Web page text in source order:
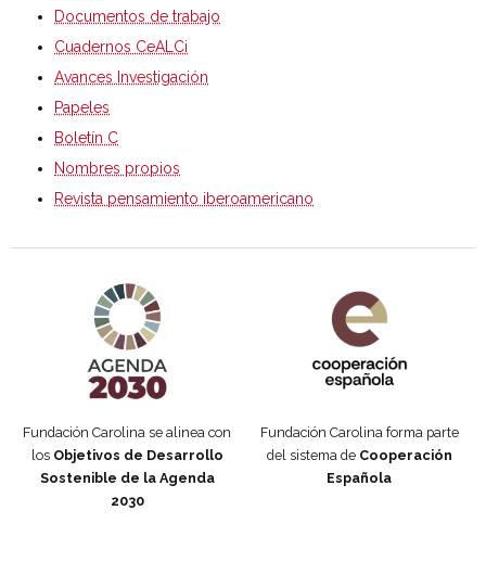
Documentos de trabajo
Cuadernos CeALCi
Avances Investigación
Papeles
Boletín C
Nombres propios
Revista pensamiento iberoamericano
Fundación Carolina se alinea con
los Objetivos de Desarrollo
Sostenible de la Agenda
2030
Fundación Carolina forma parte
del sistema de Cooperación
Española